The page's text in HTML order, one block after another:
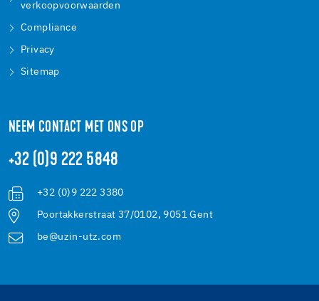
verkoopvoorwaarden
Compliance
Privacy
Sitemap
NEEM CONTACT MET ONS OP
+32 (0)9 222 5848
+32 (0)9 222 3380
Poortakkerstraat 37/0102, 9051 Gent
be@uzin-utz.com